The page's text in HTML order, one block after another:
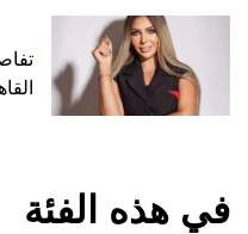
في هذه الفئة